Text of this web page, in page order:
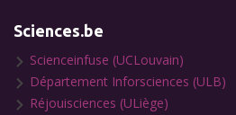
Sciences.be
Scienceinfuse (UCLouvain)
Département Inforsciences (ULB)
Réjouisciences (ULiège)